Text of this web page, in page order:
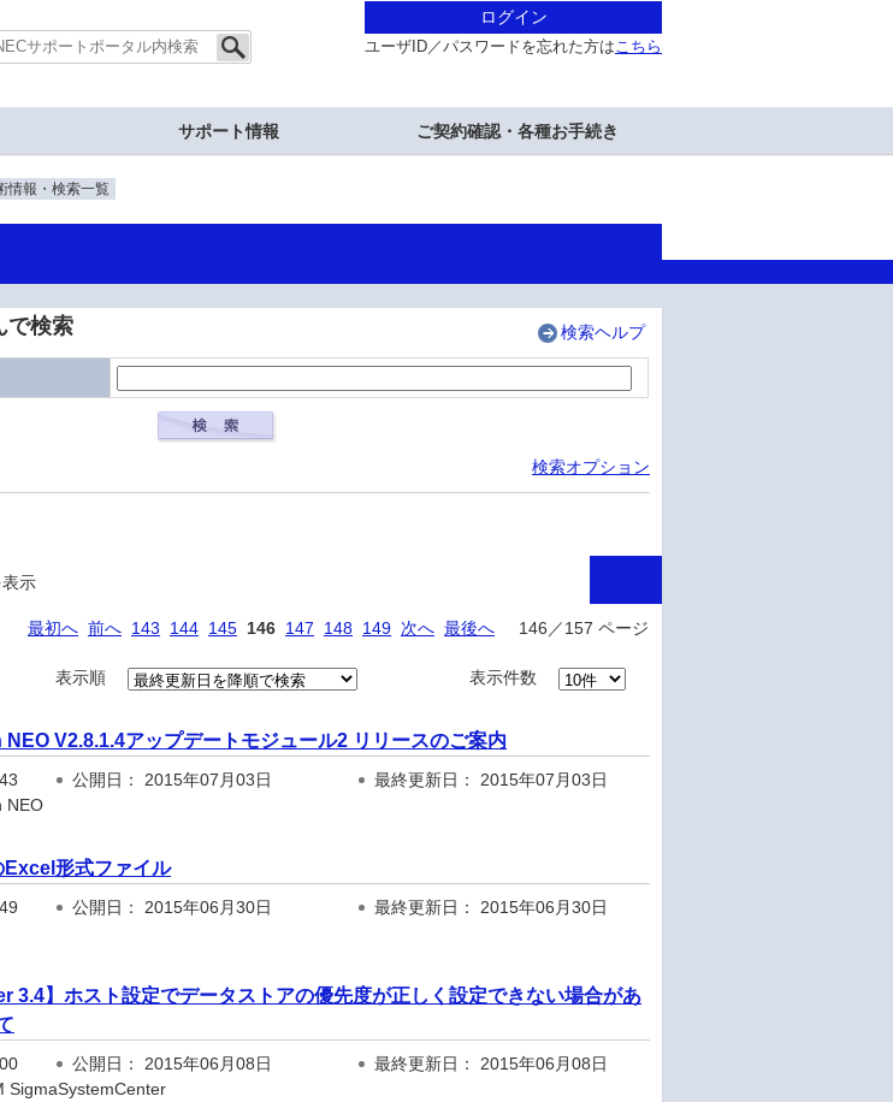
ログイン
ユーザID／パスワードを忘れた方はこちら
サポート情報 ご契約確認・各種お手続き
情報・検索一覧
で検索 検索ヘルプ
検索オプション
示
最初へ 前へ 143 144 145 146 147 148 149 次へ 最後へ 146／157 ページ
表示順 表示件数
NEO V2.8.1.4アップデートモジュール2 リリースのご案内
公開日： 2015年07月03日
最終更新日： 2015年07月03日
NEO
Excel形式ファイル
公開日： 2015年06月30日
最終更新日： 2015年06月30日
3.4】ホスト設定でデータストアの優先度が正しく設定できない場合があ
公開日： 2015年06月08日
最終更新日： 2015年06月08日
SigmaSystemCenter